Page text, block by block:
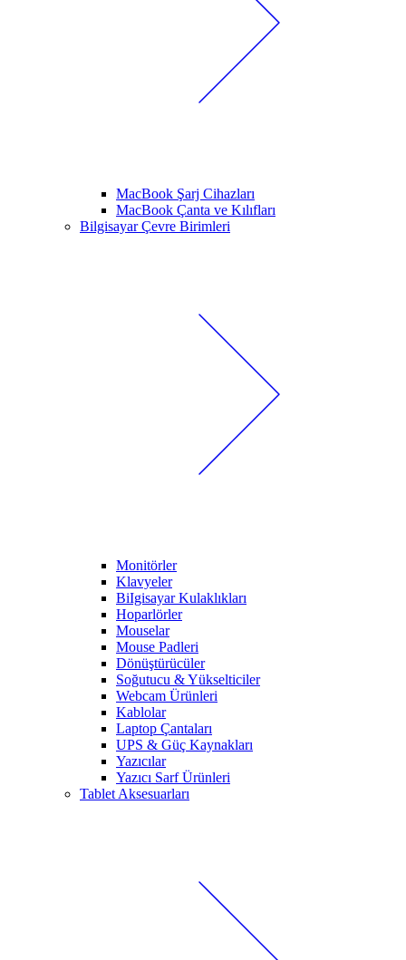
MacBook Şarj Cihazları
MacBook Çanta ve Kılıfları
Bilgisayar Çevre Birimleri
Monitörler
Klavyeler
BiIgisayar Kulaklıkları
Hoparlörler
Mouselar
Mouse Padleri
Dönüştürücüler
Soğutucu & Yükselticiler
Webcam Ürünleri
Kablolar
Laptop Çantaları
UPS & Güç Kaynakları
Yazıcılar
Yazıcı Sarf Ürünleri
Tablet Aksesuarları